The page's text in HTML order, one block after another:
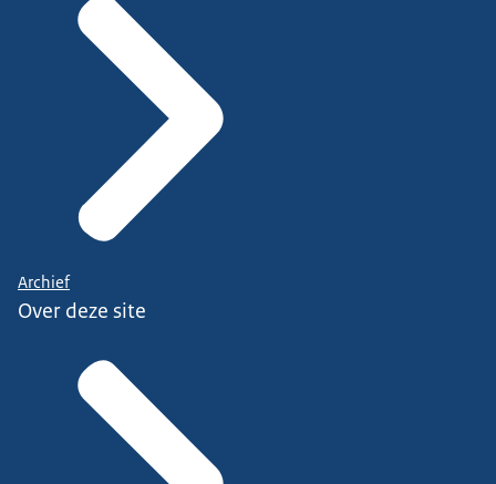
Archief
Over deze site